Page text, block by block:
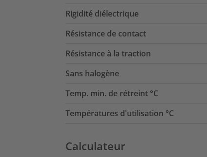
Rigidité diélectrique
Résistance de contact
Résistance à la traction
Sans halogène
Temp. min. de rétreint °C
Températures d'utilisation °C
Calculateur